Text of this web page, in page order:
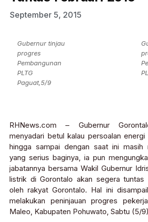
September 5, 2015
Gubernur tinjau
progres
Pembangunan
PLTG
Paguat,5/9
RHNews.com – Gubernur
menyadari betul kalau persoalan
hingga sampai dengan saat ini masih
yang serius baginya, ia pun
jabatannya bersama Wakil Gubernur
listrik di Gorontalo akan segera tuntas
oleh rakyat Gorontalo. Hal ini
melakukan peninjauan progres
Maleo, Kabupaten Pohuwato, Sabtu (5/